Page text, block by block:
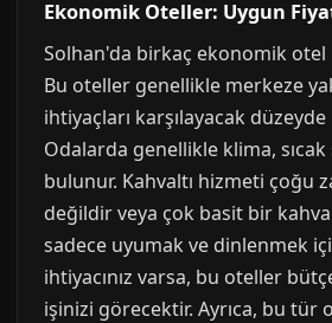
Ekonomik Oteller: Uygun
Solhan'da birkaç ekonomik otel
Bu oteller genellikle merkeze
ihtiyaçları karşılayacak
Odalarda genellikle klima,
bulunur. Kahvaltı hizmeti çoğu
değildir veya çok basit bir
sadece uyumak ve dinlenmek
ihtiyacınız varsa, bu oteller
işinizi görecektir. Ayrıca, bu tür